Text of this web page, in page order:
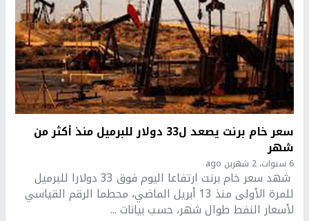
سعر خام برنت يصعد ل33 دولار للبرميل منذ أكثر من
شهر
6 سنوات، 2 شهرين ago
شهد سعر خام برنت ارتفاعا اليوم فوق 33 دولارا للبرميل
للمرة الأولى منذ 13 أبريل الماضي، محطما الرقم القياسي
لأسعار النفط طوال شهر، حسب بيانات ...